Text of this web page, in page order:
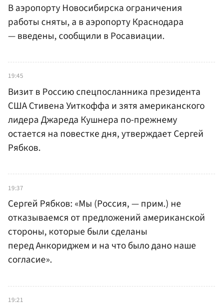
В аэропорту Новосибирска ограничения
работы сняты, а в аэропорту Краснодара
— введены, сообщили в Росавиации.
19:45
Визит в Россию спецпосланника президента
США Стивена Уиткоффа и зятя американского
лидера Джареда Кушнера по-прежнему
остается на повестке дня, утверждает Сергей
Рябков.
19:37
Сергей Рябков: «Мы (Россия, — прим.) не
отказываемся от предложений американской
стороны, которые были сделаны
перед Анкориджем и на что было дано наше
согласие».
19:21